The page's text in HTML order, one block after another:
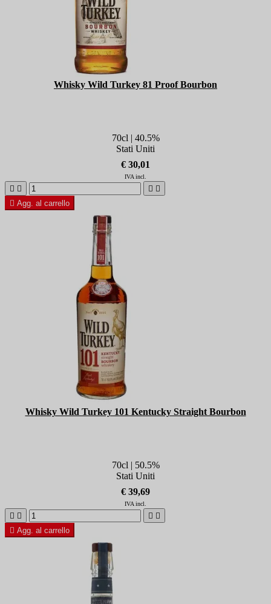
Whisky Wild Turkey 81 Proof Bourbon
70cl | 40.5%
Stati Uniti
€ 30,01
IVA incl.
   
 Agg. al carrello
Whisky Wild Turkey 101 Kentucky Straight Bourbon
70cl | 50.5%
Stati Uniti
€ 39,69
IVA incl.
   
 Agg. al carrello